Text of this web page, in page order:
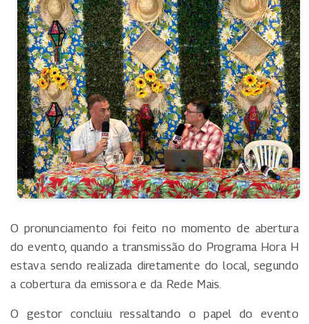
O pronunciamento foi feito no momento de abertura
do evento, quando a transmissão do Programa Hora H
estava sendo realizada diretamente do local, segundo
a cobertura da emissora e da Rede Mais.
O gestor concluiu ressaltando o papel do evento